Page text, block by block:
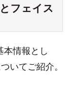
フェイス
本情報とし
いてご紹介。